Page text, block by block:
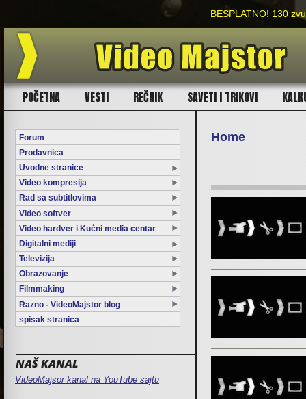
BESPLATNO! 130
POČETNA VESTI REČNIK SAVETI I TRIKOVI
Forum
Prodavnica
Uvodne stranice
Video kompresija
Rad sa subtitlovima
Video softver
Video hardver i Kućni media centar
Digitalni mediji
Televizija
Obrazovanje
Filmmaking
Razno - VideoMajstor blog
spisak stranica
NAŠ KANAL
VideoMajsor kanal na YouTube sajtu
Home